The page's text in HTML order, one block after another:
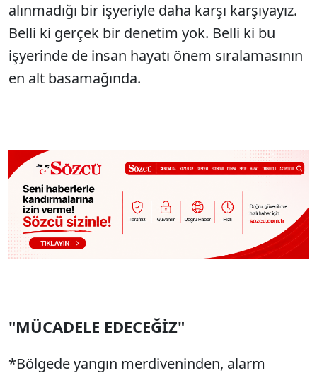
alınmadığı bir işyeriyle daha karşı karşıyayız.
Belli ki gerçek bir denetim yok. Belli ki bu
işyerinde de insan hayatı önem sıralamasının
en alt basamağında.
"MÜCADELE EDECEĞİZ"
*Bölgede yangın merdiveninden, alarm